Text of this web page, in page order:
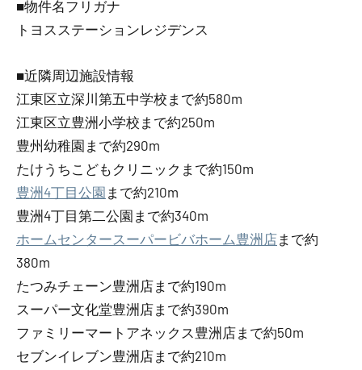
■物件名フリガナ
トヨスステーションレジデンス
■近隣周辺施設情報
江東区立深川第五中学校まで約580m
江東区立豊洲小学校まで約250m
豊州幼稚園まで約290m
たけうちこどもクリニックまで約150m
豊洲4丁目公園 まで約210m
豊洲4丁目第二公園まで約340m
ホームセンタースーパービバホーム豊洲店まで約
380m
たつみチェーン豊洲店まで約190m
スーパー文化堂豊洲店まで約390m
ファミリーマートアネックス豊洲店まで約50m
セブンイレブン豊洲店まで約210m